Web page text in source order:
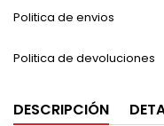
Politica de envios
Politica de devoluciones
DESCRIPCIÓN